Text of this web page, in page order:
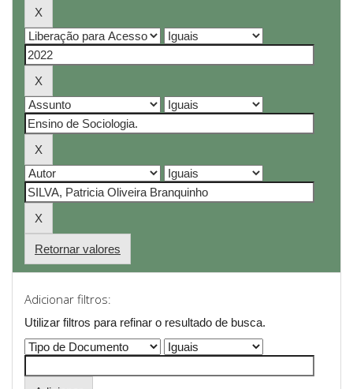
Retornar valores
Adicionar filtros:
Utilizar filtros para refinar o resultado de busca.